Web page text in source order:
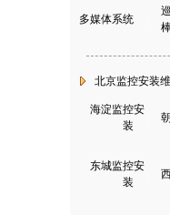
多媒体系统
北京监控安装
海淀监控安
装
东城监控安
装